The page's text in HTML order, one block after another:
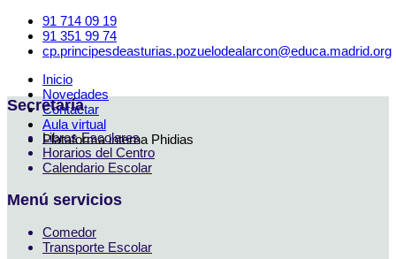
91 714 09 19
91 351 99 74
cp.principesdeasturias.pozuelodealarcon@educa.madrid.org
Inicio
Novedades
Contactar
Aula virtual
Plataforma interna Phidias
Secretaría
Libros Escolares
Horarios del Centro
Calendario Escolar
Menú servicios
Comedor
Transporte Escolar